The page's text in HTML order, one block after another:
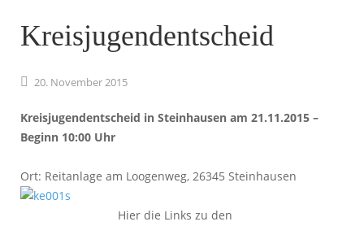
Kreisjugendentscheid
20. November2015
Kreisjugendentscheid in Steinhausen am 21.11.2015 –
Beginn 10:00 Uhr
Ort: Reitanlage am Loogenweg, 26345 Steinhausen
Hier die Links zu den